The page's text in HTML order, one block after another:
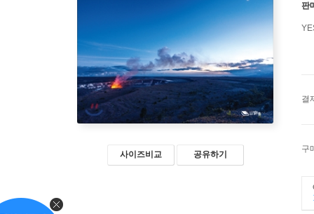
사이즈비교 공유하기
판
결
구